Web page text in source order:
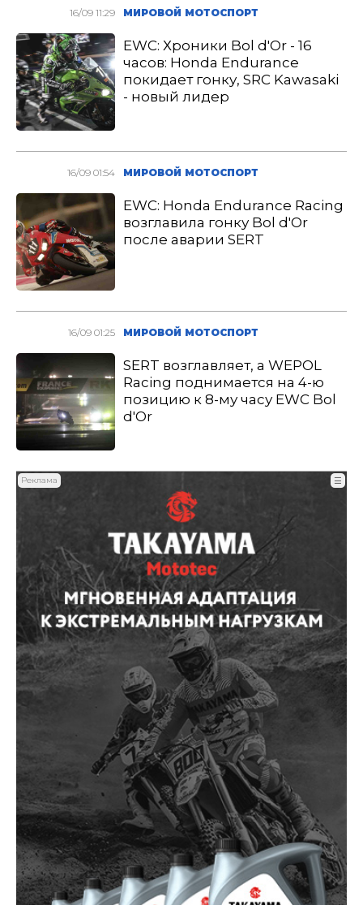
16/09 11:29 МИРОВОЙ МОТОСПОРТ
EWC: Хроники Bol d′Or - 16
часов: Honda Endurance
покидает гонку, SRC Kawasaki
- новый лидер
16/09 01:54 МИРОВОЙ МОТОСПОРТ
EWC: Honda Endurance Racing
возглавила гонку Bol d′Or
после аварии SERT
16/09 01:25 МИРОВОЙ МОТОСПОРТ
SERT возглавляет, а WEPOL
Racing поднимается на 4-ю
позицию к 8-му часу EWC Bol
d′Or
Реклама ☰